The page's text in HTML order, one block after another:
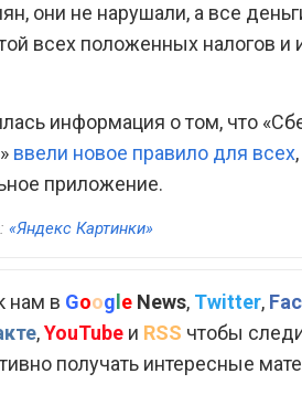
они не нарушали, а все
всех положенных налогов и
информация о том, что
ввели новое правило для всех
приложение.
«Яндекс Картинки»
нам в Google News, Twitter,
,YouTube и RSS чтобы
получать интересные